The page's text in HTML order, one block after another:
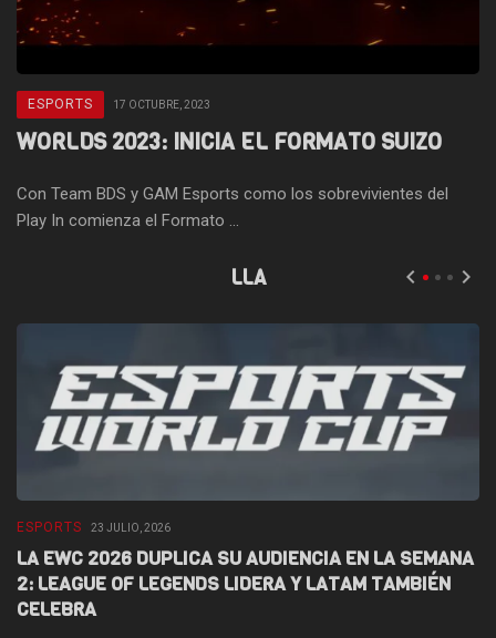
ESPORTS 17 OCTUBRE, 2023
WORLDS 2023: INICIA EL FORMATO SUIZO
Con Team BDS y GAM Esports como los sobrevivientes del
Play In comienza el Formato ...
LLA
ESPORTS 23 JULIO, 2026
LA EWC 2026 DUPLICA SU AUDIENCIA EN LA SEMANA
2: LEAGUE OF LEGENDS LIDERA Y LATAM TAMBIÉN
CELEBRA